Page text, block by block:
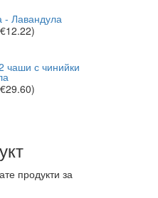
- Лавандула
чаши с чинийки
продукти за